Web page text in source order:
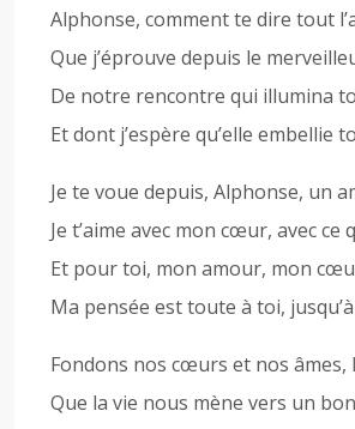
Alphonse, comment te dire tout
Que j’éprouve depuis le
De notre rencontre qui illumina
Et dont j’espère qu’elle embellie
Je te voue depuis, Alphonse, un
Je t’aime avec mon cœur, avec ce
Et pour toi, mon amour, mon
Ma pensée est toute à toi,
Fondons nos cœurs et nos
Que la vie nous mène vers un